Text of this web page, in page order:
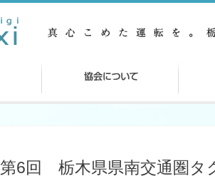
第6回 栃木県県南交通圏タ